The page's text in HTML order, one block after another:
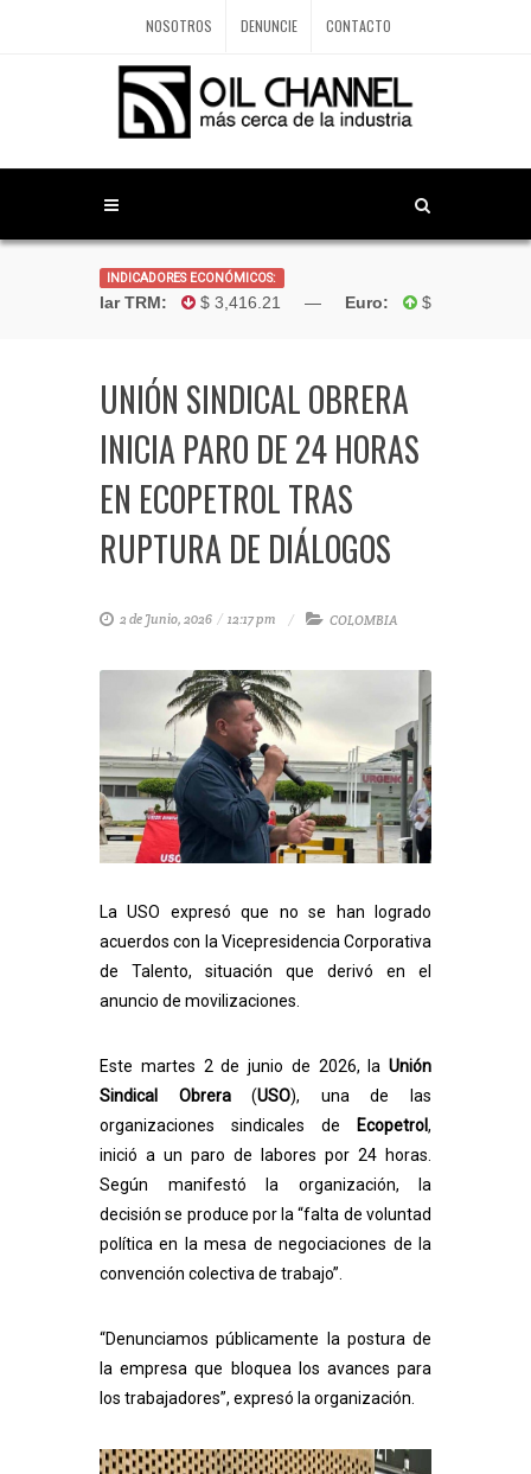
NOSOTROS DENUNCIE CONTACTO
INDICADORES ECONÓMICOS:
Dólar TRM: $ 3,416.21 —Euro: $4,181.96
UNIÓN SINDICAL OBRERA
INICIA PARO DE 24 HORAS
EN ECOPETROL TRAS
RUPTURA DE DIÁLOGOS
2 de Junio, 2026 / 12:17 pm COLOMBIA
La USO expresó que no se han logrado
acuerdos con la Vicepresidencia Corporativa
de Talento, situación que derivó en el
anuncio de movilizaciones.
Este martes 2 de junio de 2026, la Unión
Sindical Obrera(USO), una de las
organizaciones sindicales de
Ecopetrol,
inició a un paro de labores por 24 horas.
Según manifestó la organización, la
decisión se produce por la “falta de voluntad
política en la mesa de negociaciones de la
convención colectiva de trabajo”.
“Denunciamos públicamente la postura de
la empresa que bloquea los avances para
los trabajadores”, expresó la organización